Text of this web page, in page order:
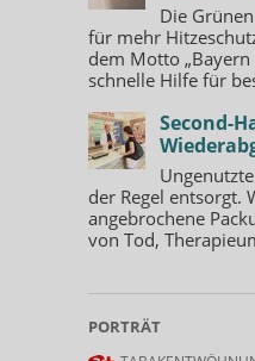
Die
für mehr
dem Motto
schnelle Hilfe für
Second-
der Regel entsorgt.
angebrochene
von Tod,
PORTRÄT